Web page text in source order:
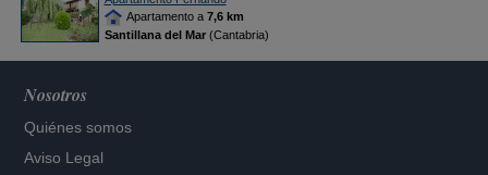
Apartamento a 7,6 km
Santillana del Mar(Cantabria)
Nosotros
Quiénes somos
Aviso Legal